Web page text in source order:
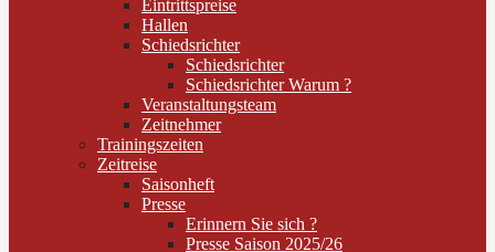
Eintrittspreise
Hallen
Schiedsrichter
Schiedsrichter
Schiedsrichter Warum ?
Veranstaltungsteam
Zeitnehmer
Trainingszeiten
Zeitreise
Saisonheft
Presse
Erinnern Sie sich ?
Presse Saison 2025/26